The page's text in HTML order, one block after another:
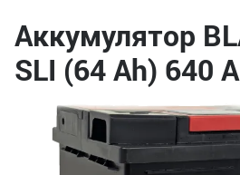
Аккумулятор
SLI (64 Ah) 640